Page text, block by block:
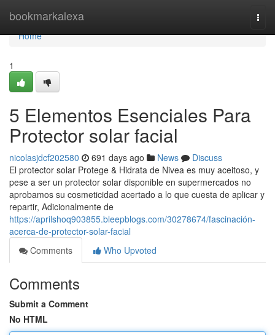
bookmarkalexa
Home
Home
1
5 Elementos Esenciales Para
Protector solar facial
nicolasjdcf202580 691 days ago News
Discuss
El protector solar Protege & Hidrata de Nivea es muy aceitoso, y
pese a ser un protector solar disponible en supermercados no
aprobamos su cosmeticidad acertado a lo que cuesta de aplicar y
repartir, Adicionalmente de
https://aprilshoq903855.bleepblogs.com/30278674/fascinación-
acerca-de-protector-solar-facial
Comments
Who Upvoted
Comments
Submit a Comment
No HTML